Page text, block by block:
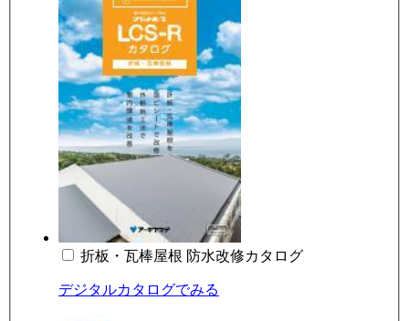
折板・瓦棒屋根 防水改修カタログ
デジタルカタログでみる